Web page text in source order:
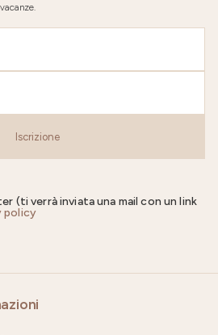
Iscrizione
(ti verrà inviata una mail con un link
policy